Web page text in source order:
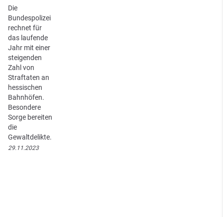
Die
Bundespolizei
rechnet für
das laufende
Jahr mit einer
steigenden
Zahl von
Straftaten an
hessischen
Bahnhöfen.
Besondere
Sorge bereiten
die
Gewaltdelikte.
29.11.2023